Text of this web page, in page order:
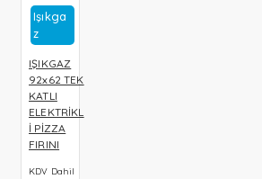
Işıkga
Z
IŞIKGAZ
92x62 TEK
KATLI
ELEKTRİKL
İ PİZZA
FIRINI
KDV Dahil